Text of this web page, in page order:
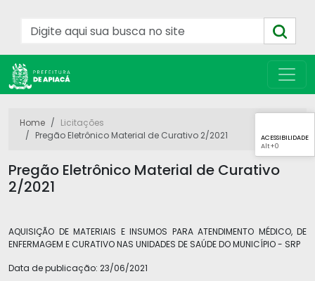
ACESSIBILIDADE
Alt+0
Home
Licitações
Pregão Eletrônico Material de Curativo 2/2021
Pregão Eletrônico Material de Curativo
2/2021
AQUISIÇÃO DE MATERIAIS E INSUMOS PARA ATENDIMENTO MÉDICO, DE
ENFERMAGEM E CURATIVO NAS UNIDADES DE SAÚDE DO MUNICÍPIO - SRP
Data de publicação: 23/06/2021